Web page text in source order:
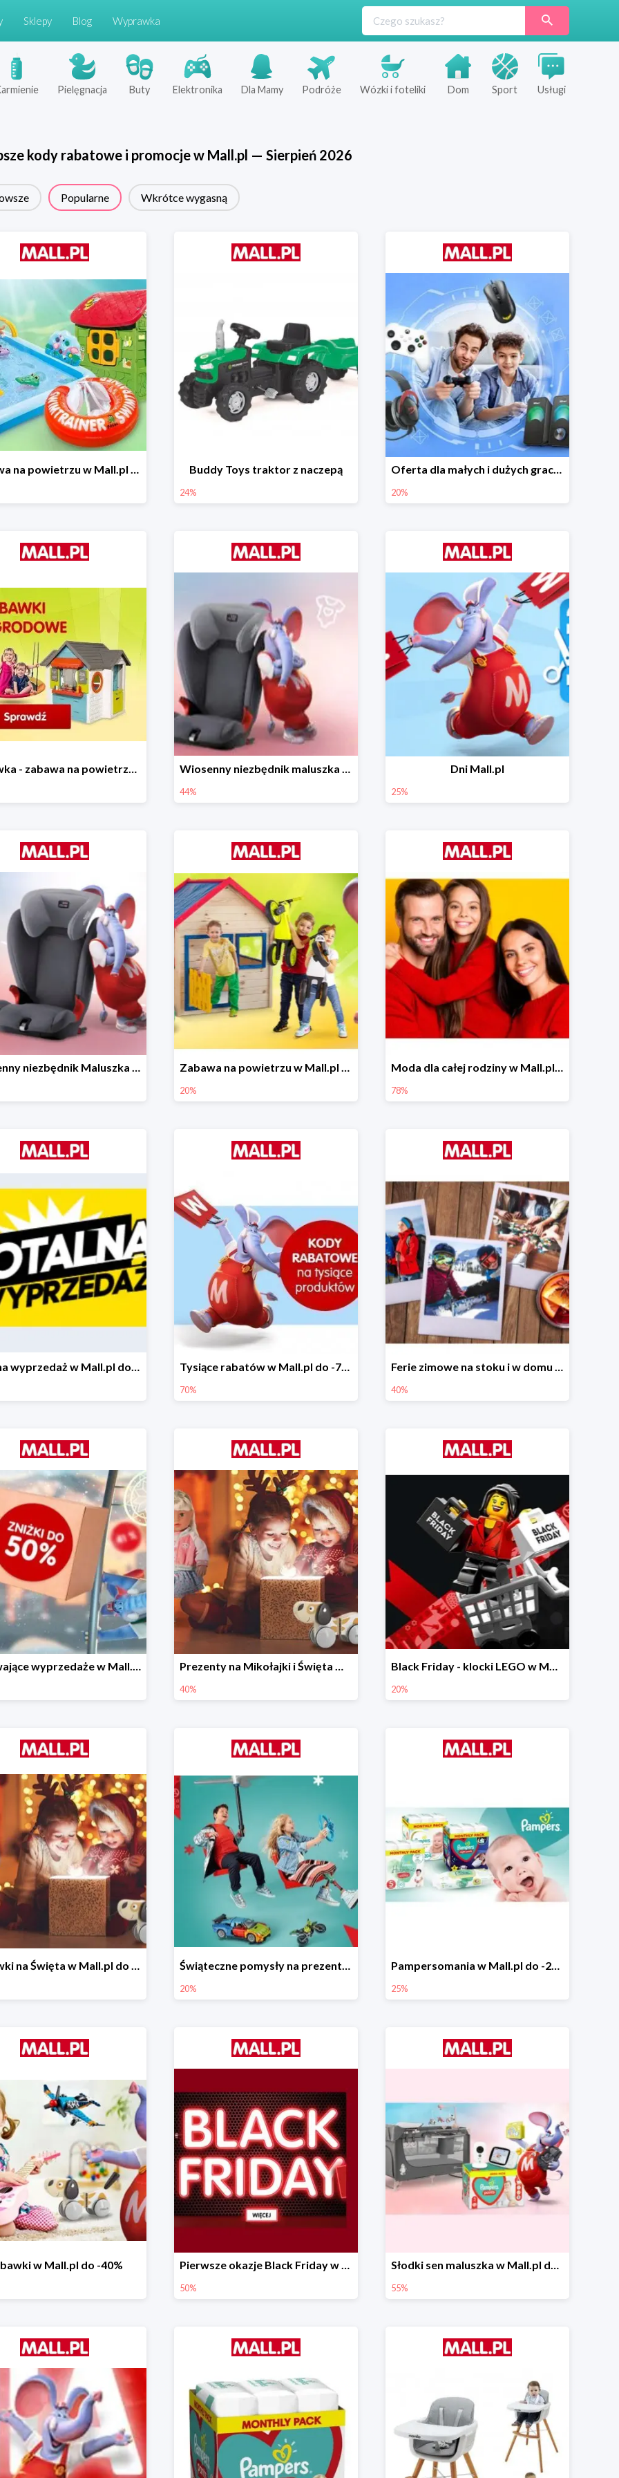
Sklepy Blog Wyprawka
Pielęgnacja Buty Elektronika Dla Mamy Podróże Wózki i foteliki Dom Sport Usługi
kody rabatowe i promocje w Mall.pl — Sierpień 2026
Popularne Wkrótce wygasną
Zabawa na powietrzu w Mall.pl do -50% Buddy Toys traktor z naczepą
24%
Oferta dla małych i dużych graczy w Mall.pl do -20%
20%
Majówka - zabawa na powietrzu do -35% Wiosenny niezbędnik maluszka do -44% taniej
44%
Dni Mall.pl
25%
Wiosenny niezbędnik Maluszka w Mall.pl do -44% Zabawa na powietrzu w Mall.pl do -20%
20%
Moda dla całej rodziny w Mall.pl do -78%
78%
Totalna wyprzedaż w Mall.pl do -80% Tysiące rabatów w Mall.pl do -70%
70%
Ferie zimowe na stoku i w domu w Mall.pl do -40%
40%
Porywające wyprzedaże w Mall.pl do -50% Prezenty na Mikołajki i Święta w Mall.pl do -40%
40%
Black Friday - klocki LEGO w Mall.pl do -20%
20%
Zabawki na Święta w Mall.pl do -50% Świąteczne pomysły na prezenty od LEGO w Mall.pl do -20%
20%
Pampersomania w Mall.pl do -25%
25%
w Mall.pl do -40% Pierwsze okazje Black Friday w Mall.pl do -50%
50%
Słodki sen maluszka w Mall.pl do -55%
55%